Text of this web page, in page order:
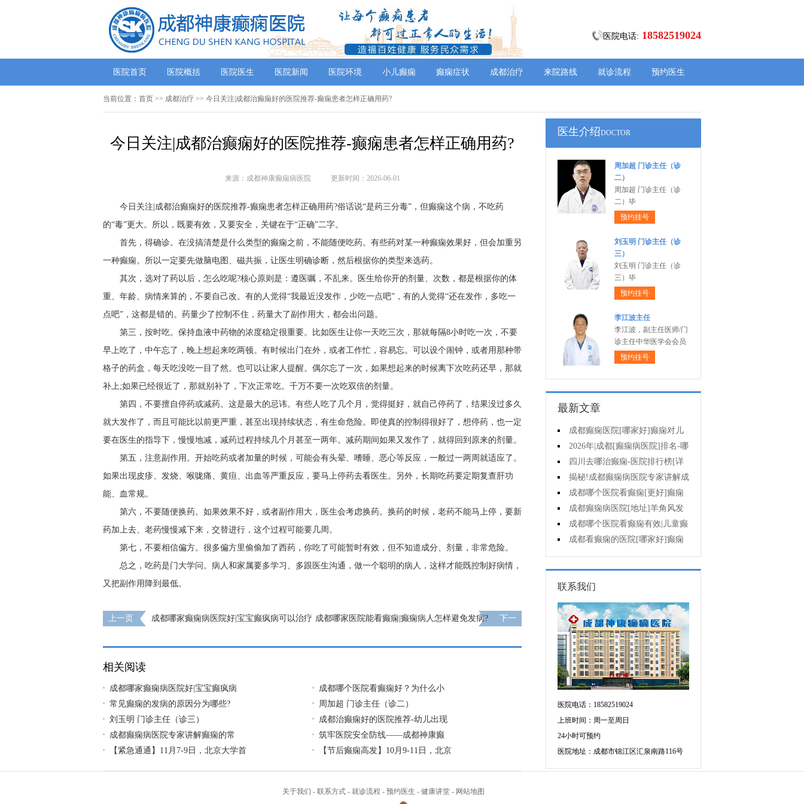
医院电话: 18582519024
医院首页 医院概括 医院医生 医院新闻 医院环境 小儿癫痫 癫痫症状 成都治疗 来院路线 就诊流程 预约医生
当前位置： 首页 >> 成都治疗 >> 今日关注|成都治癫痫好的医院推荐-癫痫患者怎样正确用药?
今日关注|成都治癫痫好的医院推荐-癫痫患者怎样正确用药?
来源：成都神康癫痫病医院 更新时间：2026-06-01
今日关注|成都治癫痫好的医院推荐-癫痫患者怎样正确用药?俗话说“是药三分毒”，但癫痫这个病，不吃药
的“毒”更大。所以，既要有效，又要安全，关键在于“正确”二字。
首先，得确诊。在没搞清楚是什么类型的癫痫之前，不能随便吃药。有些药对某一种癫痫效果好，但会加重另
一种癫痫。所以一定要先做脑电图、磁共振，让医生明确诊断，然后根据你的类型来选药。
其次，选对了药以后，怎么吃呢?核心原则是：遵医嘱，不乱来。医生给你开的剂量、次数，都是根据你的体
重、年龄、病情来算的，不要自己改。有的人觉得“我最近没发作，少吃一点吧”，有的人觉得“还在发作，多吃一
点吧”，这都是错的。药量少了控制不住，药量大了副作用大，都会出问题。
第三，按时吃。保持血液中药物的浓度稳定很重要。比如医生让你一天吃三次，那就每隔8小时吃一次，不要
早上吃了，中午忘了，晚上想起来吃两顿。有时候出门在外，或者工作忙，容易忘。可以设个闹钟，或者用那种带
格子的药盒，每天吃没吃一目了然。也可以让家人提醒。偶尔忘了一次，如果想起来的时候离下次吃药还早，那就
补上;如果已经很近了，那就别补了，下次正常吃。千万不要一次吃双倍的剂量。
第四，不要擅自停药或减药。这是最大的忌讳。有些人吃了几个月，觉得挺好，就自己停药了，结果没过多久
就大发作了，而且可能比以前更严重，甚至出现持续状态，有生命危险。即使真的控制得很好了，想停药，也一定
要在医生的指导下，慢慢地减，减药过程持续几个月甚至一两年。减药期间如果又发作了，就得回到原来的剂量。
第五，注意副作用。开始吃药或者加量的时候，可能会有头晕、嗜睡、恶心等反应，一般过一两周就适应了。
如果出现皮疹、发烧、喉咙痛、黄疸、出血等严重反应，要马上停药去看医生。另外，长期吃药要定期复查肝功
能、血常规。
第六，不要随便换药。如果效果不好，或者副作用大，医生会考虑换药。换药的时候，老药不能马上停，要新
药加上去、老药慢慢减下来，交替进行，这个过程可能要几周。
第七，不要相信偏方。很多偏方里偷偷加了西药，你吃了可能暂时有效，但不知道成分、剂量，非常危险。
总之，吃药是门大学问。病人和家属要多学习、多跟医生沟通，做一个聪明的病人，这样才能既控制好病情，
又把副作用降到最低。
上一页
成都哪家癫痫病医院好|宝宝癫疯病可以治疗 成都哪家医院能看癫痫|癫痫病人怎样避免发病?
下一
相关阅读
成都哪家癫痫病医院好|宝宝癫疯病
成都哪个医院看癫痫好？为什么小
常见癫痫的发病的原因分为哪些?
周加超 门诊主任（诊二）
刘玉明 门诊主任（诊三）
成都治癫痫好的医院推荐-幼儿出现
成都癫痫病医院专家讲解癫痫的常
筑牢医院安全防线——成都神康癫
【紧急通通】11月7-9日，北京大学首
【节后癫痫高发】10月9-11日，北京
医生介绍DOCTOR
周加超 门诊主任（诊
二）
周加超 门诊主任（诊
二）毕
预约挂号
刘玉明 门诊主任（诊
三）
刘玉明 门诊主任（诊
三）毕
预约挂号
李江波主任
李江波，副主任医师/门
诊主任中华医学会会员
预约挂号
最新文章
成都癫痫医院[哪家好]癫痫对儿
童病人心理有影响吗?
2026年|成都[癫痫病医院]排名-哪
些不良习惯能诱发癫痫?
四川去哪治癫痫-医院排行榜[详
细排名]癫痫治疗怎么治比较好?
揭秘!成都癫痫病医院专家讲解成
都哪一个医院能治疗癫痫?
成都哪个医院看癫痫[更好]癫痫
如何护理?
成都癫痫病医院[地址]羊角风发
作频率?
成都哪个医院看癫痫有效|儿童癫
痫治疗应该注意什么?
成都看癫痫的医院[哪家好]癫痫
发作原因是什么?
联系我们
医院电话：18582519024
上班时间：周一至周日
24小时可预约
医院地址：成都市锦江区汇泉南路116号
关于我们 - 联系方式 - 就诊流程 - 预约医生 - 健康讲堂 - 网站地图